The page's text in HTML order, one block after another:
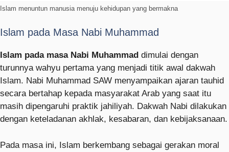
Islam menuntun manusia menuju kehidupan yang bermakna
Islam pada Masa Nabi Muhammad
Islam pada masa Nabi Muhammad dimulai dengan
turunnya wahyu pertama yang menjadi titik awal dakwah
Islam. Nabi Muhammad SAW menyampaikan ajaran tauhid
secara bertahap kepada masyarakat Arab yang saat itu
masih dipengaruhi praktik jahiliyah. Dakwah Nabi dilakukan
dengan keteladanan akhlak, kesabaran, dan kebijaksanaan.
Pada masa ini, Islam berkembang sebagai gerakan moral